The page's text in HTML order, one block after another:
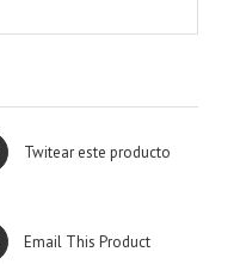
Twitear este producto
Email This Product